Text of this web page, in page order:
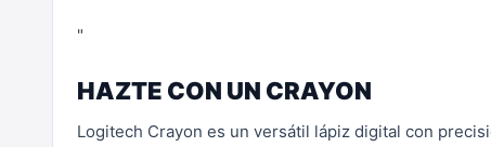
"
HAZTE CON UN CRAYON
Logitech Crayon es un versátil lápiz digital con